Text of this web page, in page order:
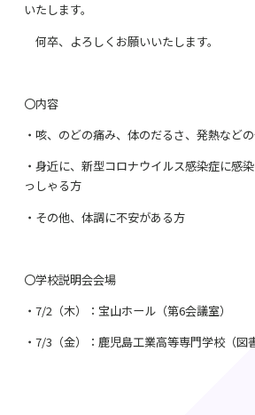
いたします。
何卒、よろしくお願いいたします。
〇内容
・咳、のどの痛み、体のだるさ、発熱など
・身近に、新型コロナウイルス感染症に感
っしゃる方
・その他、体調に不安がある方
〇学校説明会会場
・7/2（木）：宝山ホール（第6会議室）
・7/3（金）：鹿児島工業高等専門学校（図